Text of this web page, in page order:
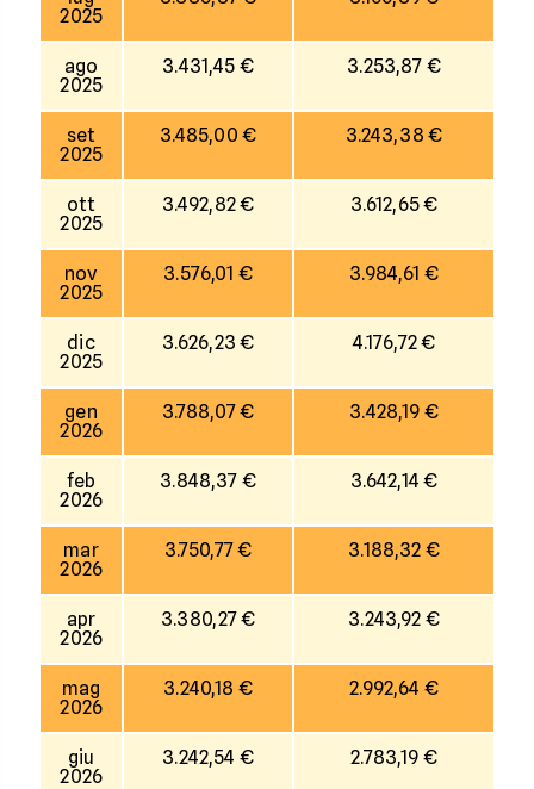
2025
ago
2025
3.431,45 € 3.253,87 €
set
2025
3.485,00 € 3.243,38 €
ott
2025
3.492,82 € 3.612,65 €
nov
2025
3.576,01 € 3.984,61 €
dic
2025
3.626,23 € 4.176,72 €
gen
2026
3.788,07 € 3.428,19 €
feb
2026
3.848,37 € 3.642,14 €
mar
2026
3.750,77 € 3.188,32 €
apr
2026
3.380,27 € 3.243,92 €
mag
2026
3.240,18 € 2.992,64 €
giu
2026
3.242,54 € 2.783,19 €